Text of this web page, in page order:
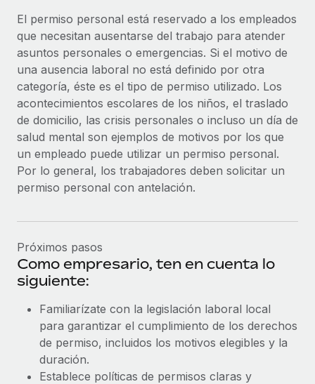
El permiso personal está reservado a los empleados
que necesitan ausentarse del trabajo para atender
asuntos personales o emergencias. Si el motivo de
una ausencia laboral no está definido por otra
categoría, éste es el tipo de permiso utilizado. Los
acontecimientos escolares de los niños, el traslado
de domicilio, las crisis personales o incluso un día de
salud mental son ejemplos de motivos por los que
un empleado puede utilizar un permiso personal.
Por lo general, los trabajadores deben solicitar un
permiso personal con antelación.
Próximos pasos
Como empresario, ten en cuenta lo
siguiente:
Familiarízate con la legislación laboral local
para garantizar el cumplimiento de los derechos
de permiso, incluidos los motivos elegibles y la
duración.
Establece políticas de permisos claras y